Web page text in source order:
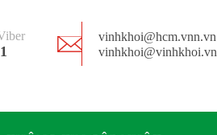
vinhkhoi@hcm.vnn.vn
vinhkhoi@vinhkhoi.vn